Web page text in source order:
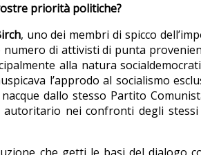
priorità politiche?
, uno dei membri di spicco
di attivisti di punta
alla natura
l’approdo al socialismo
nacque dallo stesso Partito
nei confronti degli